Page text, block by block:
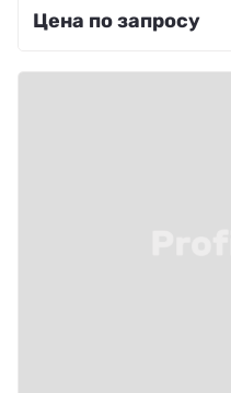
Цена по запросу